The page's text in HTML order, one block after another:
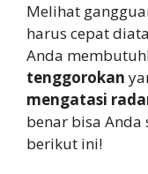
Melihat
harus cepat
Anda
tenggorokan
mengatasi
benar bisa
berikut ini!